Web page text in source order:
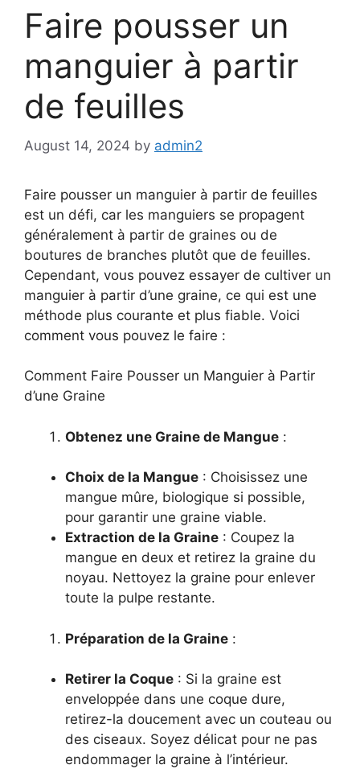
Faire pousser un
manguier à partir
de feuilles
August 14, 2024 by admin2
Faire pousser un manguier à partir de feuilles
est un défi, car les manguiers se propagent
généralement à partir de graines ou de
boutures de branches plutôt que de feuilles.
Cependant, vous pouvez essayer de cultiver un
manguier à partir d’une graine, ce qui est une
méthode plus courante et plus fiable. Voici
comment vous pouvez le faire :
Comment Faire Pousser un Manguier à Partir
d’une Graine
Obtenez une Graine de Mangue :
Choix de la Mangue : Choisissez une
mangue mûre, biologique si possible,
pour garantir une graine viable.
Extraction de la Graine : Coupez la
mangue en deux et retirez la graine du
noyau. Nettoyez la graine pour enlever
toute la pulpe restante.
Préparation de la Graine :
Retirer la Coque : Si la graine est
enveloppée dans une coque dure,
retirez-la doucement avec un couteau ou
des ciseaux. Soyez délicat pour ne pas
endommager la graine à l’intérieur.